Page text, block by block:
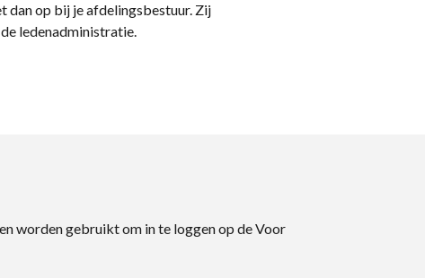
dan op bij je afdelingsbestuur. Zij
ledenadministratie.
worden gebruikt om in te loggen op de Voor